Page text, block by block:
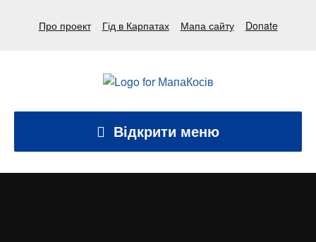
Про проект Гід в Карпатах Мапа сайту Donate
Відкрити меню